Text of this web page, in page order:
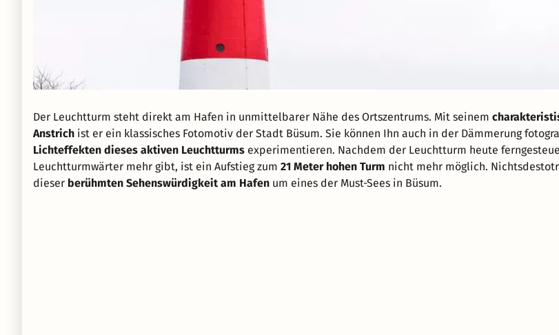
Der Leuchtturm steht direkt am Hafen in unmittelbarer Nähe des Ortszentrums. Mit seinem
Anstrich ist er ein klassisches Fotomotiv der Stadt Büsum. Sie können Ihn auch in der Dämmerung
Lichteffekten dieses aktiven Leuchtturms experimentieren. Nachdem der Leuchtturm heute
Leuchtturmwärter mehr gibt, ist ein Aufstieg zum 21 Meter hohen Turm nicht mehr möglich.
dieser berühmten Sehenswürdigkeit am Hafen um eines der Must-Sees in Büsum.